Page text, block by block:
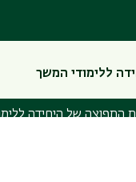
ללימודי המשך
התפוצה של היחידה